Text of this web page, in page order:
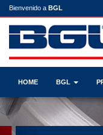
Bienvenido a BGL
HOME BGL
Previous